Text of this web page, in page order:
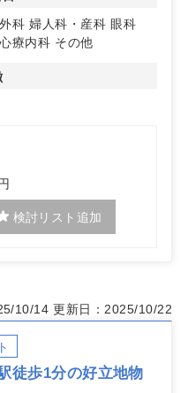
科 婦人科・産科 眼科
心療内科 その他
検討リスト追加
10/14 更新日：2025/10/22
徒歩1分の好立地物